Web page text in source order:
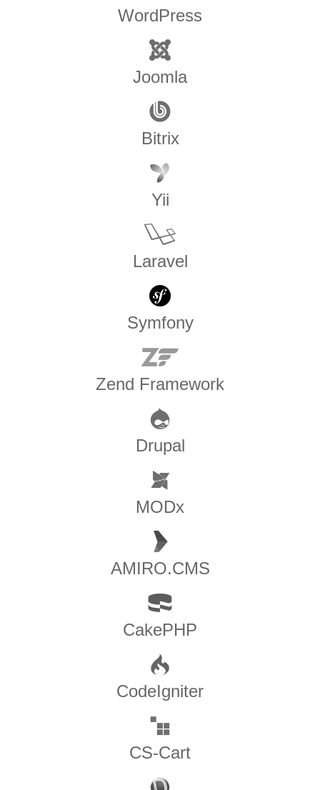
WordPress
Joomla
Bitrix
Yii
Laravel
Symfony
Zend Framework
Drupal
MODx
AMIRO.CMS
CakePHP
CodeIgniter
CS-Cart